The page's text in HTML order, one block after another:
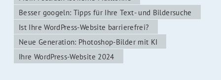
Besser googeln: Tipps für Ihre Text- und Bildersuche
Ist Ihre WordPress-Website barrierefrei?
Neue Generation: Photoshop-Bilder mit KI
Ihre WordPress-Website 2024